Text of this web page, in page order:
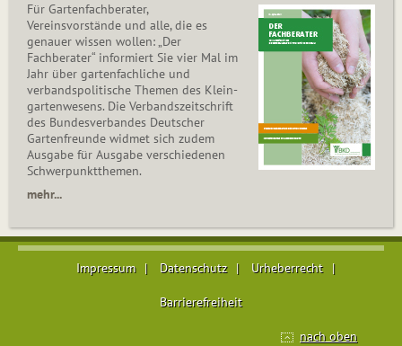
Für Gartenfachberater,
Vereinsvorstände und alle, die es
genauer wissen wollen: „Der
Fachberater“ informiert Sie vier Mal im
Jahr über gartenfachliche und
verbandspolitische Themen des Klein­
gar­ten­wesens. Die Ver­bands­zeit­schrift
des Bun­des­ver­ban­des Deutscher
Gartenfreunde widmet sich zudem
Ausgabe für Ausgabe verschiedenen
Schwer­punkt­the­men.
mehr...
Impressum Datenschutz Urheberrecht
Barrierefreiheit
nach oben